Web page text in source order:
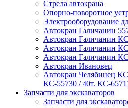
Стрела автокрана
Опорно-поворотное
Электрооборудование
Автокран Галичанин
Автокран Галичанин
Автокран Галичанин
Автокран Галичанин
Автокран Ивановец
Автокран Челябинец
КС-55730 / 40т. КС-65711
Запчасти для экскаваторов
Запчасти для